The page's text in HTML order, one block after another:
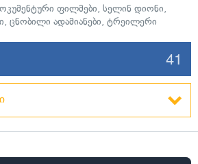
ფილმები, სელინ დიონი,
, ცნობილი ადამიანები, ტრეილერი
41